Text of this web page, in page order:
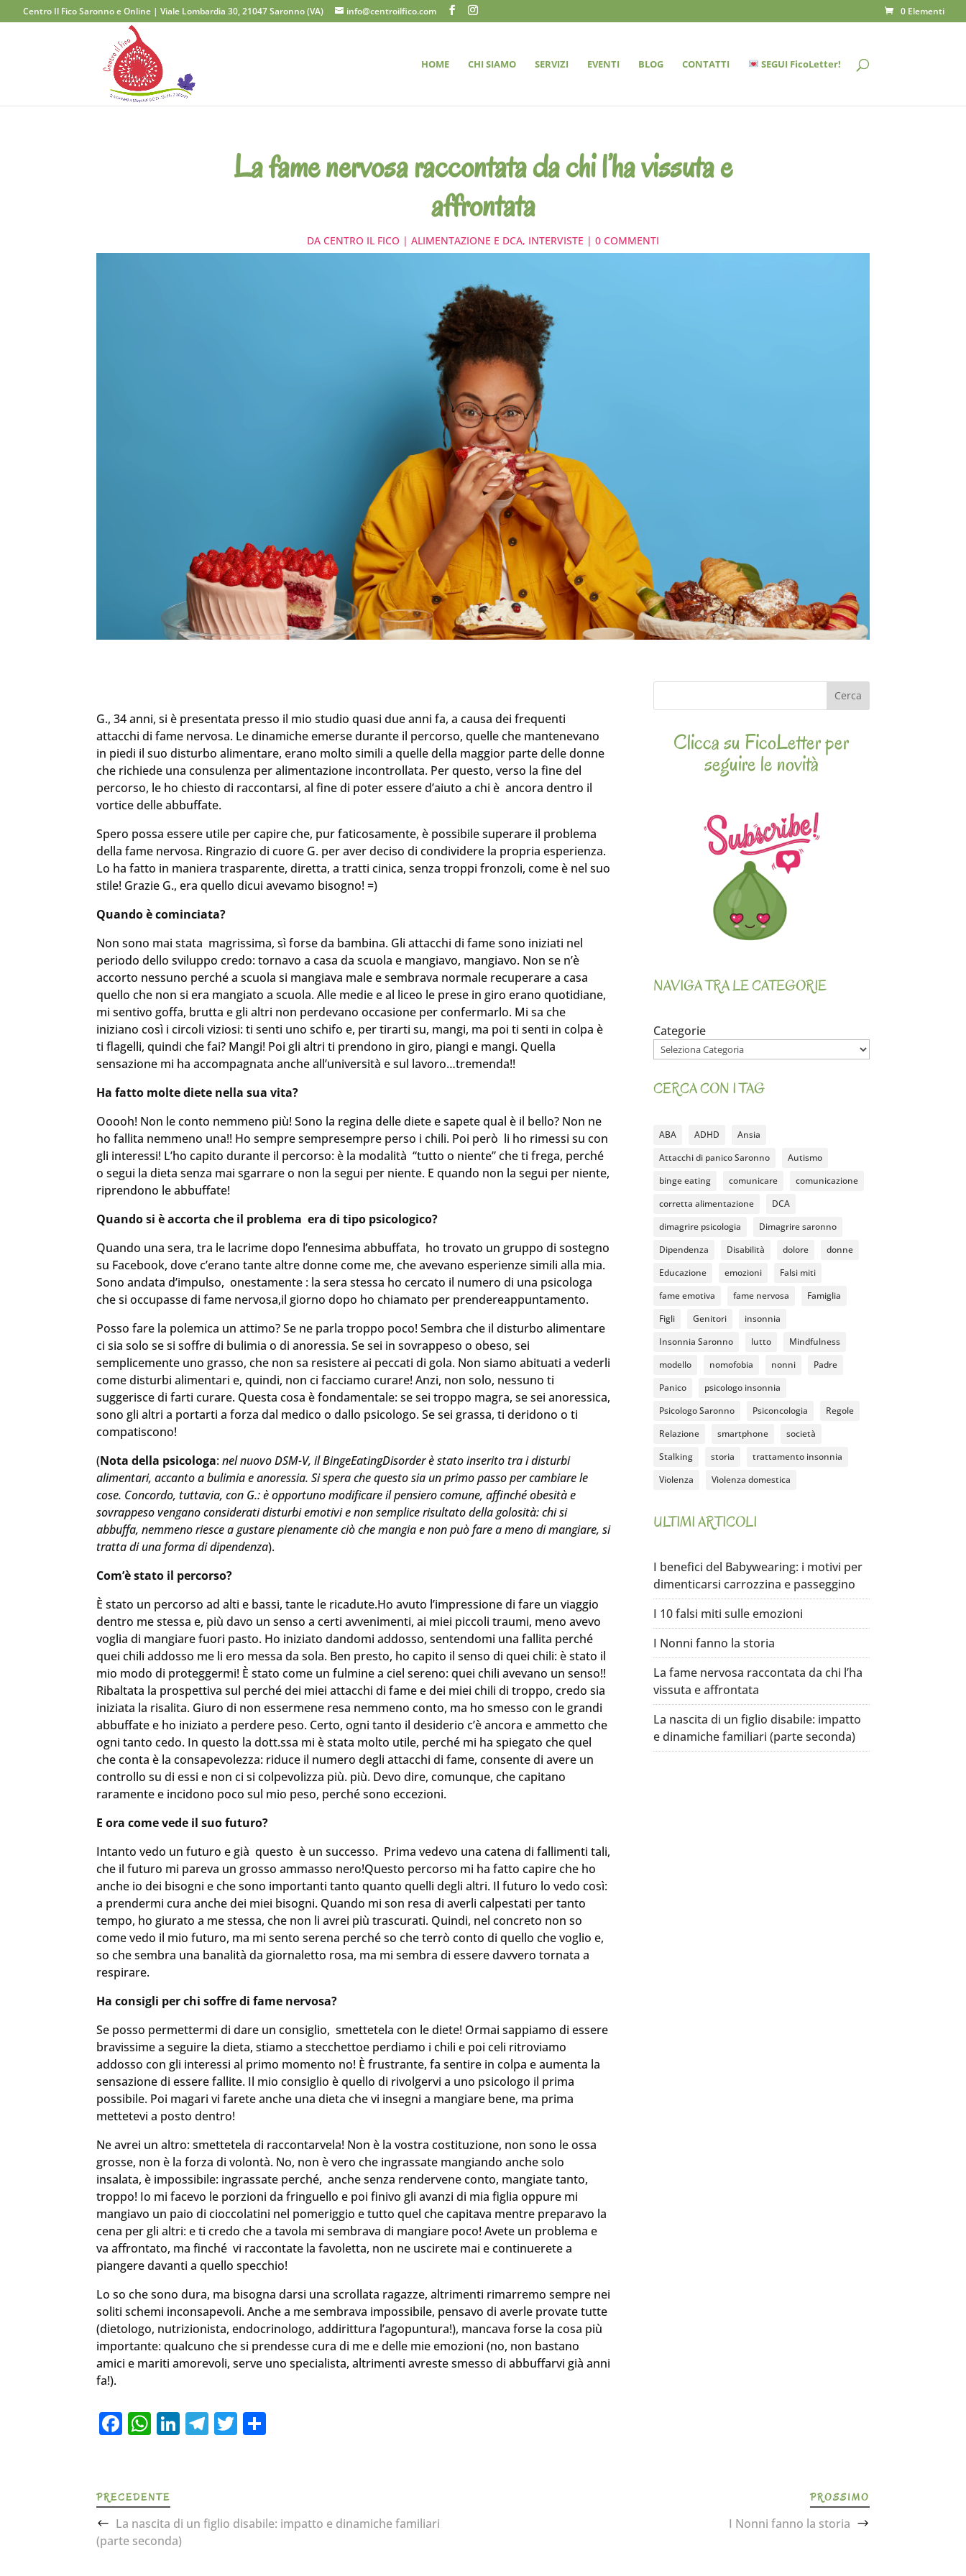
Centro Il Fico Saronno e Online | Viale Lombardia 30, 21047 Saronno (VA) info@centroilfico.com 0 Elementi
HOME CHI SIAMO SERVIZI EVENTI BLOG CONTATTI SEGUI FicoLetter!
La fame nervosa raccontata da chi l’ha vissuta e
affrontata
DA CENTRO IL FICO ALIMENTAZIONE E DCA, INTERVISTE 0 COMMENTI
G., 34 anni, si è presentata presso il mio studio quasi due anni fa, a causa dei frequenti
attacchi di fame nervosa. Le dinamiche emerse durante il percorso, quelle che mantenevano
in piedi il suo disturbo alimentare, erano molto simili a quelle della maggior parte delle donne
che richiede una consulenza per alimentazione incontrollata. Per questo, verso la fine del
percorso, le ho chiesto di raccontarsi, al fine di poter essere d’aiuto a chi è ancora dentro il
vortice delle abbuffate.
Spero possa essere utile per capire che, pur faticosamente, è possibile superare il problema
della fame nervosa. Ringrazio di cuore G. per aver deciso di condividere la propria esperienza.
Lo ha fatto in maniera trasparente, diretta, a tratti cinica, senza troppi fronzoli, come è nel suo
stile! Grazie G., era quello dicui avevamo bisogno! =)
Quando è cominciata?
Non sono mai stata magrissima, sì forse da bambina. Gli attacchi di fame sono iniziati nel
periodo dello sviluppo credo: tornavo a casa da scuola e mangiavo, mangiavo. Non se n’è
accorto nessuno perché a scuola si mangiava male e sembrava normale recuperare a casa
quello che non si era mangiato a scuola. Alle medie e al liceo le prese in giro erano quotidiane,
mi sentivo goffa, brutta e gli altri non perdevano occasione per confermarlo. Mi sa che
iniziano così i circoli viziosi: ti senti uno schifo e, per tirarti su, mangi, ma poi ti senti in colpa è
ti flagelli, quindi che fai? Mangi! Poi gli altri ti prendono in giro, piangi e mangi. Quella
sensazione mi ha accompagnata anche all’università e sul lavoro…tremenda!!
Ha fatto molte diete nella sua vita?
Ooooh! Non le conto nemmeno più! Sono la regina delle diete e sapete qual è il bello? Non ne
ho fallita nemmeno una!! Ho sempre sempresempre perso i chili. Poi però li ho rimessi su con
gli interessi! L’ho capito durante il percorso: è la modalità “tutto o niente” che ti frega, perché
o segui la dieta senza mai sgarrare o non la segui per niente. E quando non la segui per niente,
riprendono le abbuffate!
Quando si è accorta che il problema era di tipo psicologico?
Quando una sera, tra le lacrime dopo l’ennesima abbuffata, ho trovato un gruppo di sostegno
su Facebook, dove c’erano tante altre donne come me, che avevano esperienze simili alla mia.
Sono andata d’impulso, onestamente : la sera stessa ho cercato il numero di una psicologa
che si occupasse di fame nervosa,il giorno dopo ho chiamato per prendereappuntamento.
Posso fare la polemica un attimo? Se ne parla troppo poco! Sembra che il disturbo alimentare
ci sia solo se si soffre di bulimia o di anoressia. Se sei in sovrappeso o obeso, sei
semplicemente uno grasso, che non sa resistere ai peccati di gola. Non siamo abituati a vederli
come disturbi alimentari e, quindi, non ci facciamo curare! Anzi, non solo, nessuno ti
suggerisce di farti curare. Questa cosa è fondamentale: se sei troppo magra, se sei anoressica,
sono gli altri a portarti a forza dal medico o dallo psicologo. Se sei grassa, ti deridono o ti
compatiscono!
(Nota della psicologa:nel nuovo DSM-V, il BingeEatingDisorder è stato inserito tra i disturbi
alimentari, accanto a bulimia e anoressia. Si spera che questo sia un primo passo per cambiare le
cose. Concordo, tuttavia, con G.: è opportuno modificare il pensiero comune, affinché obesità e
sovrappeso vengano considerati disturbi emotivi e non semplice risultato della golosità: chi si
abbuffa, nemmeno riesce a gustare pienamente ciò che mangia e non può fare a meno di mangiare, si
tratta di una forma di dipendenza).
Com’è stato il percorso?
È stato un percorso ad alti e bassi, tante le ricadute.Ho avuto l’impressione di fare un viaggio
dentro me stessa e, più davo un senso a certi avvenimenti, ai miei piccoli traumi, meno avevo
voglia di mangiare fuori pasto. Ho iniziato dandomi addosso, sentendomi una fallita perché
quei chili addosso me li ero messa da sola. Ben presto, ho capito il senso di quei chili: è stato il
mio modo di proteggermi! È stato come un fulmine a ciel sereno: quei chili avevano un senso!!
Ribaltata la prospettiva sul perché dei miei attacchi di fame e dei miei chili di troppo, credo sia
iniziata la risalita. Giuro di non essermene resa nemmeno conto, ma ho smesso con le grandi
abbuffate e ho iniziato a perdere peso. Certo, ogni tanto il desiderio c’è ancora e ammetto che
ogni tanto cedo. In questo la dott.ssa mi è stata molto utile, perché mi ha spiegato che quel
che conta è la consapevolezza: riduce il numero degli attacchi di fame, consente di avere un
controllo su di essi e non ci si colpevolizza più. più. Devo dire, comunque, che capitano
raramente e incidono poco sul mio peso, perché sono eccezioni.
E ora come vede il suo futuro?
Intanto vedo un futuro e già questo è un successo. Prima vedevo una catena di fallimenti tali,
che il futuro mi pareva un grosso ammasso nero!Questo percorso mi ha fatto capire che ho
anche io dei bisogni e che sono importanti tanto quanto quelli degli altri. Il futuro lo vedo così:
a prendermi cura anche dei miei bisogni. Quando mi son resa di averli calpestati per tanto
tempo, ho giurato a me stessa, che non li avrei più trascurati. Quindi, nel concreto non so
come vedo il mio futuro, ma mi sento serena perché so che terrò conto di quello che voglio e,
so che sembra una banalità da giornaletto rosa, ma mi sembra di essere davvero tornata a
respirare.
Ha consigli per chi soffre di fame nervosa?
Se posso permettermi di dare un consiglio, smettetela con le diete! Ormai sappiamo di essere
bravissime a seguire la dieta, stiamo a stecchettoe perdiamo i chili e poi celi ritroviamo
addosso con gli interessi al primo momento no! È frustrante, fa sentire in colpa e aumenta la
sensazione di essere fallite. Il mio consiglio è quello di rivolgervi a uno psicologo il prima
possibile. Poi magari vi farete anche una dieta che vi insegni a mangiare bene, ma prima
mettetevi a posto dentro!
Ne avrei un altro: smettetela di raccontarvela! Non è la vostra costituzione, non sono le ossa
grosse, non è la forza di volontà. No, non è vero che ingrassate mangiando anche solo
insalata, è impossibile: ingrassate perché, anche senza rendervene conto, mangiate tanto,
troppo! Io mi facevo le porzioni da fringuello e poi finivo gli avanzi di mia figlia oppure mi
mangiavo un paio di cioccolatini nel pomeriggio e tutto quel che capitava mentre preparavo la
cena per gli altri: e ti credo che a tavola mi sembrava di mangiare poco! Avete un problema e
va affrontato, ma finché vi raccontate la favoletta, non ne uscirete mai e continuerete a
piangere davanti a quello specchio!
Lo so che sono dura, ma bisogna darsi una scrollata ragazze, altrimenti rimarremo sempre nei
soliti schemi inconsapevoli. Anche a me sembrava impossibile, pensavo di averle provate tutte
(dietologo, nutrizionista, endocrinologo, addirittura l’agopuntura!), mancava forse la cosa più
importante: qualcuno che si prendesse cura di me e delle mie emozioni (no, non bastano
amici e mariti amorevoli, serve uno specialista, altrimenti avreste smesso di abbuffarvi già anni
fa!).
F
e
b
o
W
s
A
p
Li
dI
n
T
a
m
T
r vi
di
Cerca
Clicca su FicoLetter per
seguire le novità
NAVIGA TRA LE CATEGORIE
Categorie
CERCA CON I TAG
ABA ADHD
Ansia
Attacchi di panico Saronno
Autismo
binge eating
comunicare
comunicazione
corretta alimentazione
DCA
dimagrire psicologia
Dimagrire saronno
Dipendenza
Disabilità dolore
donne
Educazione
emozioni
Falsi miti
fame emotiva
fame nervosa
Famiglia
Figli
Genitori
insonnia
Insonnia Saronno
lutto
Mindfulness
modello
nomofobia nonni
Padre
Panico
psicologo insonnia
Psicologo Saronno
Psiconcologia
Regole
Relazione
smartphone
società
Stalking
storia
trattamento insonnia
Violenza
Violenza domestica
ULTIMI ARTICOLI
I benefici del Babywearing: i motivi per
dimenticarsi carrozzina e passeggino
I 10 falsi miti sulle emozioni
I Nonni fanno la storia
La fame nervosa raccontata da chi l’ha
vissuta e affrontata
La nascita di un figlio disabile: impatto
e dinamiche familiari (parte seconda)
PRECEDENTE
La nascita di un figlio disabile: impatto e dinamiche familiari
(parte seconda)
PROSSIMO
I Nonni fanno la storia